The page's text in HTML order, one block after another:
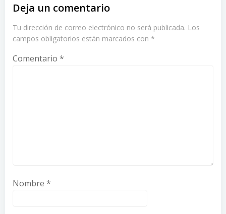
Deja un comentario
Tu dirección de correo electrónico no será publicada. Los
campos obligatorios están marcados con *
Comentario *
Nombre *